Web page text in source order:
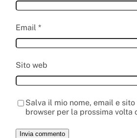
Email *
Sito web
Salva il mio nome, email e
browser per la prossima volta